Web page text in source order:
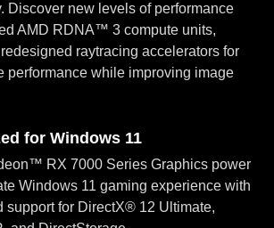
Discover new levels of performance
AMD RDNA™ 3 compute units,
raytracing accelerators for
performance while improving image
for Windows 11
RX 7000 Series Graphics power
Windows 11 gaming experience with
support for DirectX® 12 Ultimate,